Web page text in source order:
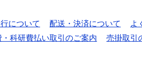
について 配送・決済について
よ
科研費払い取引のご案内 売掛取引